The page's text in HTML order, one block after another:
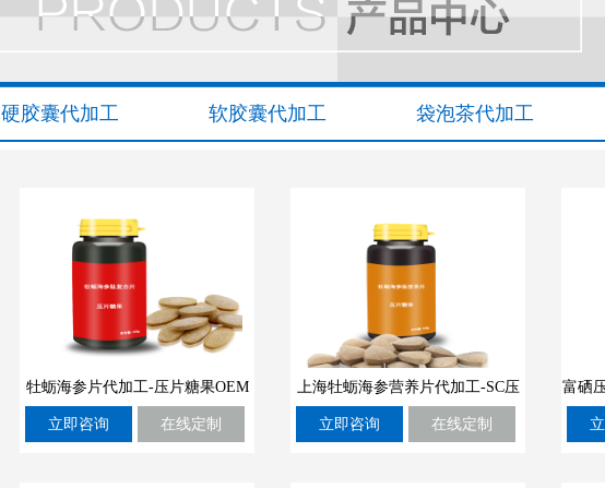
硬胶囊代加工 软胶囊代加工 袋泡茶代加工
牡蛎海参片代加工-压片糖果OEM
定制厂商
立即咨询 在线定制
上海牡蛎海参营养片代加工-SC压
片糖果OEM定制厂家
立即咨询 在线定制
富硒